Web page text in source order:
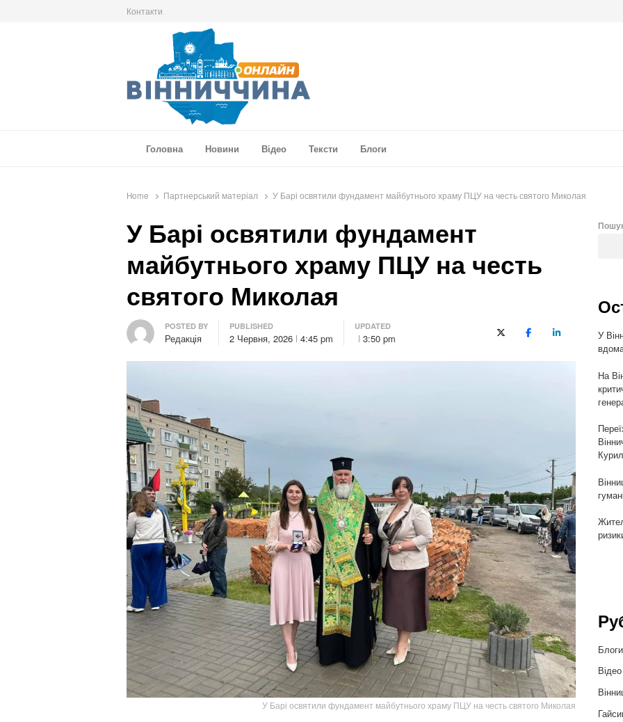
Контакти
Головна
Новини Відео Тексти Блоги
Home Партнерський матеріал У Барі освятили фундамент майбутнього храму ПЦУ на честь святого Миколая
У Барі освятили фундамент
майбутнього храму ПЦУ на честь
святого Миколая
Author
POSTED BY
Редакція
PUBLISHED
2 Червня, 2026 4:45 pm
UPDATED
3:50 pm X (Twitter)FacebookLinkedIn
У Барі освятили фундамент майбутнього храму ПЦУ на честь святого Миколая
У
На
Блоги
Відео